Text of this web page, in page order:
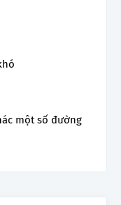
một số đường